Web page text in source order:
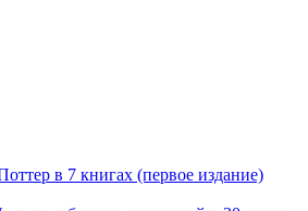
в 7 книгах (первое издание)